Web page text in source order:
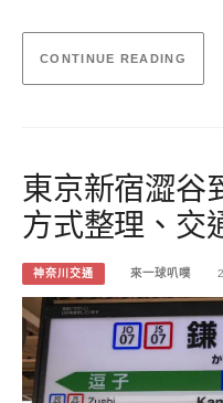
CONTINUE READING
東京新宿澀谷
方式整理、交
神奈川交通 來一球叭噗